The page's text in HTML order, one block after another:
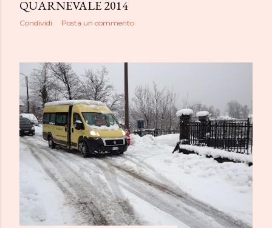
QUARNEVALE 2014
Condividi Posta un commento